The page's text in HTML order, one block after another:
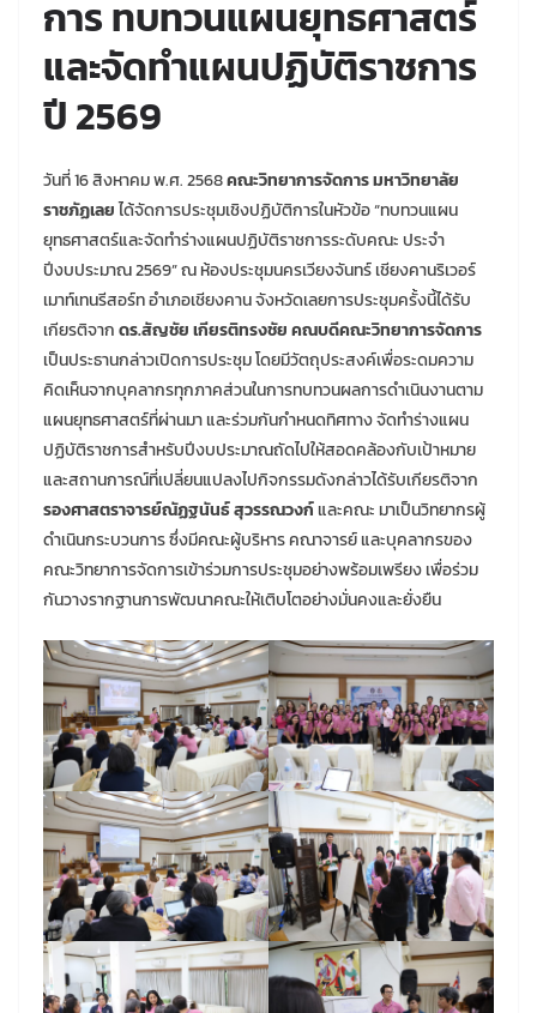
การ ทบทวนแผนยุทธศาสตร์
และจัดทำแผนปฏิบัติราชการ
ปี 2569
วันที่ 16 สิงหาคม พ.ศ. 2568คณะวิทยาการจัดการ มหาวิทยาลัย
ราชภัฏเลยได้จัดการประชุมเชิงปฏิบัติการในหัวข้อ “ทบทวนแผน
ยุทธศาสตร์และจัดทำร่างแผนปฏิบัติราชการระดับคณะ ประจำ
ปีงบประมาณ 2569” ณ ห้องประชุมนครเวียงจันทร์ เชียงคานริเวอร์
เมาท์เทนรีสอร์ท อำเภอเชียงคาน จังหวัดเลยการประชุมครั้งนี้ได้รับ
เกียรติจากดร.สัญชัย เกียรติทรงชัย คณบดีคณะวิทยาการจัดการ
เป็นประธานกล่าวเปิดการประชุม โดยมีวัตถุประสงค์เพื่อระดมความ
คิดเห็นจากบุคลากรทุกภาคส่วนในการทบทวนผลการดำเนินงานตาม
แผนยุทธศาสตร์ที่ผ่านมา และร่วมกันกำหนดทิศทาง จัดทำร่างแผน
ปฏิบัติราชการสำหรับปีงบประมาณถัดไปให้สอดคล้องกับเป้าหมาย
และสถานการณ์ที่เปลี่ยนแปลงไปกิจกรรมดังกล่าวได้รับเกียรติจาก
รองศาสตราจารย์ณัฏฐนันธ์ สุวรรณวงก์และคณะ มาเป็นวิทยากรผู้
ดำเนินกระบวนการ ซึ่งมีคณะผู้บริหาร คณาจารย์ และบุคลากรของ
คณะวิทยาการจัดการเข้าร่วมการประชุมอย่างพร้อมเพรียง เพื่อร่วม
กันวางรากฐานการพัฒนาคณะให้เติบโตอย่างมั่นคงและยั่งยืน